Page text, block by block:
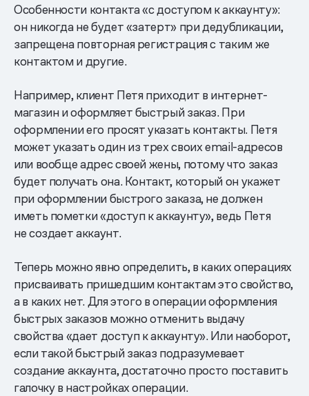
Особенности контакта «с доступом к аккаунту»:
он никогда не будет «затерт» при дедубликации,
запрещена повторная регистрация с таким же
контактом и другие.
Например, клиент Петя приходит в интернет-
магазин и оформляет быстрый заказ. При
оформлении его просят указать контакты. Петя
может указать один из трех своих email-адресов
или вообще адрес своей жены, потому что заказ
будет получать она. Контакт, который он укажет
при оформлении быстрого заказа, не должен
иметь пометки «доступ к аккаунту», ведь Петя
не создает аккаунт.
Теперь можно явно определить, в каких операциях
присваивать пришедшим контактам это свойство,
а в каких нет. Для этого в операции оформления
быстрых заказов можно отменить выдачу
свойства «дает доступ к аккаунту». Или наоборот,
если такой быстрый заказ подразумевает
создание аккаунта, достаточно просто поставить
галочку в настройках операции.